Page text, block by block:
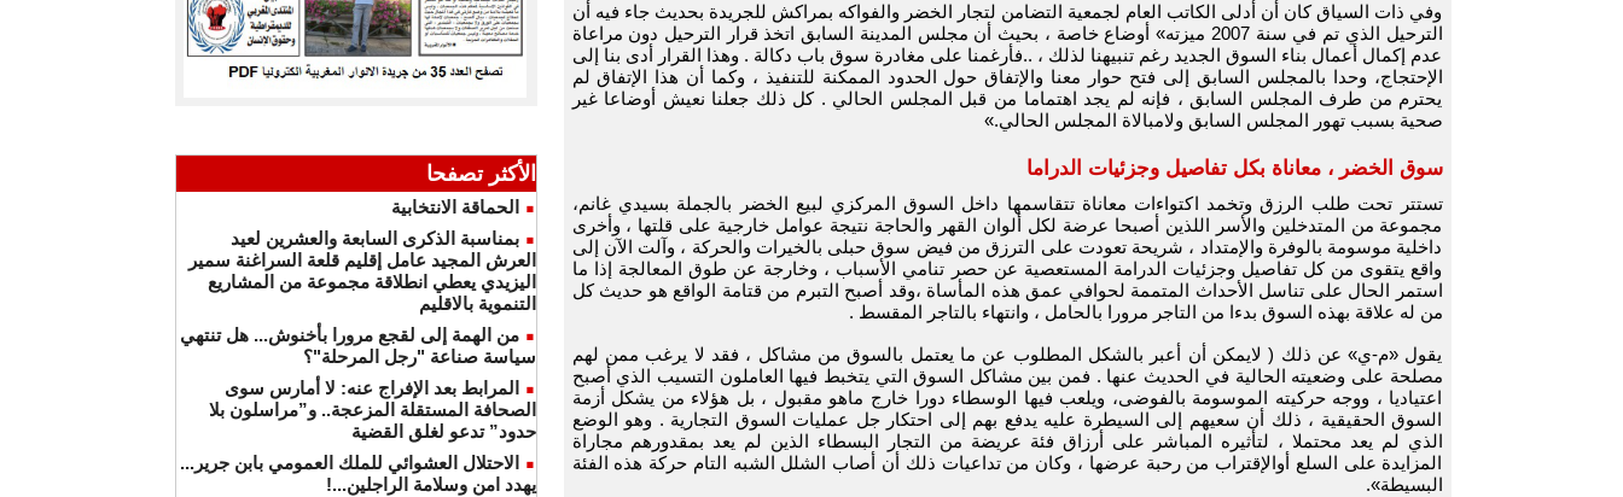
الأكثر تصفحا
الحماقة الانتخابية
بمناسبة الذكرى السابعة والعشرين لعيد
العرش المجيد عامل إقليم قلعة السراغنة سمير
اليزيدي يعطي انطلاقة مجموعة من المشاريع
التنموية بالاقليم
من الهمة إلى لقجع مرورا بأخنوش... هل تنتهي
سياسة صناعة "رجل المرحلة"؟
المرابط بعد الإفراج عنه: لا أمارس سوى
الصحافة المستقلة المزعجة.. و”مراسلون بلا
حدود” تدعو لغلق القضية
الاحتلال العشوائي للملك العمومي بابن جرير...
يهدد امن وسلامة الراجلين...!
وفي ذات السياق كان أن أدلى الكاتب العام لجمعية التضامن لتجار الخضر والفواكه بمراكش للجريدة بحديث جاء فيه أن
الترحيل الذي تم في سنة 2007 ميزته» أوضاع خاصة ، بحيث أن مجلس المدينة السابق اتخذ قرار الترحيل دون مراعاة
عدم إكمال أعمال بناء السوق الجديد رغم تنبيهنا لذلك ، ..فأرغمنا على مغادرة سوق باب دكالة . وهذا القرار أدى بنا إلى
الإحتجاج، وحدا بالمجلس السابق إلى فتح حوار معنا والإتفاق حول الحدود الممكنة للتنفيذ ، وكما أن هذا الإتفاق لم
يحترم من طرف المجلس السابق ، فإنه لم يجد اهتماما من قبل المجلس الحالي . كل ذلك جعلنا نعيش أوضاعا غير
صحية بسبب تهور المجلس السابق ولامبالاة المجلس الحالي.»
سوق الخضر ، معاناة بكل تفاصيل وجزئيات الدراما
تستتر تحت طلب الرزق وتخمد اكتواءات معاناة تتقاسمها داخل السوق المركزي لبيع الخضر بالجملة بسيدي غانم،
مجموعة من المتدخلين والأسر اللذين أصبحا عرضة لكل ألوان القهر والحاجة نتيجة عوامل خارجية على قلتها ، وأخرى
داخلية موسومة بالوفرة والإمتداد ، شريحة تعودت على الترزق من فيض سوق حبلى بالخيرات والحركة ، وآلت الآن إلى
واقع يتقوى من كل تفاصيل وجزئيات الدرامة المستعصية عن حصر تنامي الأسباب ، وخارجة عن طوق المعالجة إذا ما
استمر الحال على تناسل الأحداث المتممة لحوافي عمق هذه المأساة ،وقد أصبح التبرم من قتامة الواقع هو حديث كل
من له علاقة بهذه السوق بدءا من التاجر مرورا بالحامل ، وانتهاء بالتاجر المقسط .
يقول «م-ي» عن ذلك ( لايمكن أن أعبر بالشكل المطلوب عن ما يعتمل بالسوق من مشاكل ، فقد لا يرغب ممن لهم
مصلحة على وضعيته الحالية في الحديث عنها . فمن بين مشاكل السوق التي يتخبط فيها العاملون التسيب الذي أصبح
اعتياديا ، ووجه حركيته الموسومة بالفوضى، ويلعب فيها الوسطاء دورا خارج ماهو مقبول ، بل هؤلاء من يشكل أزمة
السوق الحقيقية ، ذلك أن سعيهم إلى السيطرة عليه يدفع بهم إلى احتكار جل عمليات السوق التجارية . وهو الوضع
الذي لم يعد محتملا ، لتأثيره المباشر على أرزاق فئة عريضة من التجار البسطاء الذين لم يعد بمقدورهم مجاراة
المزايدة على السلع أوالإقتراب من رحبة عرضها ، وكان من تداعيات ذلك أن أصاب الشلل الشبه التام حركة هذه الفئة
البسيطة».